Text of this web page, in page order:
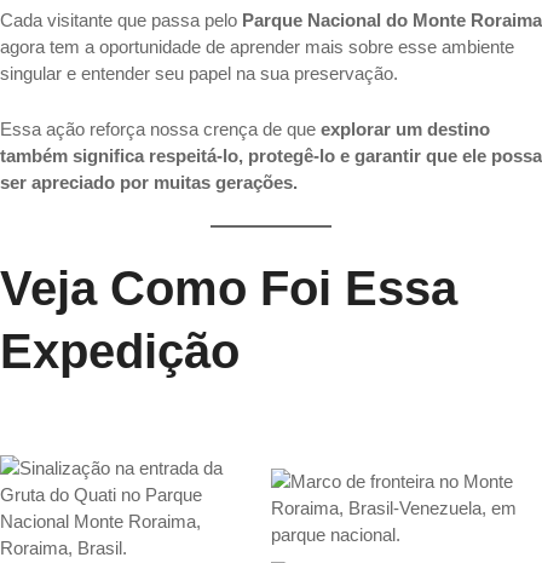
Cada visitante que passa pelo Parque Nacional do Monte Roraima
agora tem a oportunidade de aprender mais sobre esse ambiente
singular e entender seu papel na sua preservação.
Essa ação reforça nossa crença de que explorar um destino
também significa respeitá-lo, protegê-lo e garantir que ele possa
ser apreciado por muitas gerações.
Veja Como Foi Essa
Expedição